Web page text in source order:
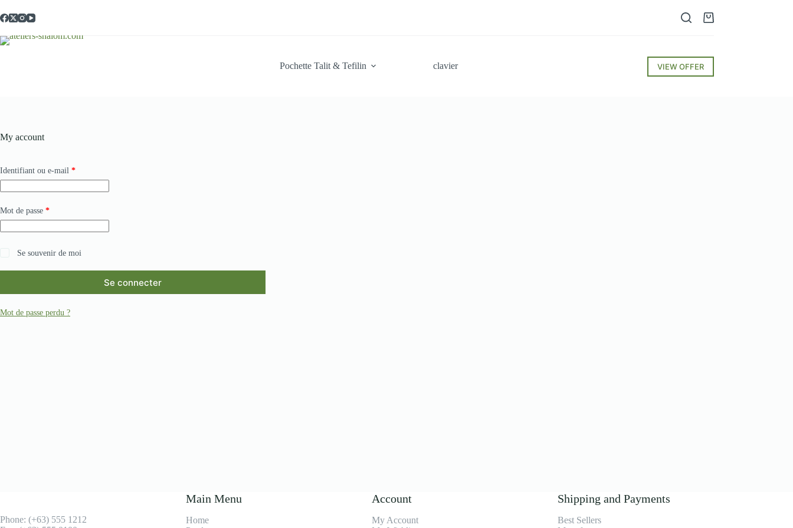
Pochette Talit & Tefilin clavier VIEW OFFER
My account
Identifiant ou e-mail *
Mot de passe *
Se souvenir de moi
Se connecter
Mot de passe perdu ?
Phone: (+63) 555 1212
Main Menu
Home
Account
My Account
Shipping and Payments
Best Sellers